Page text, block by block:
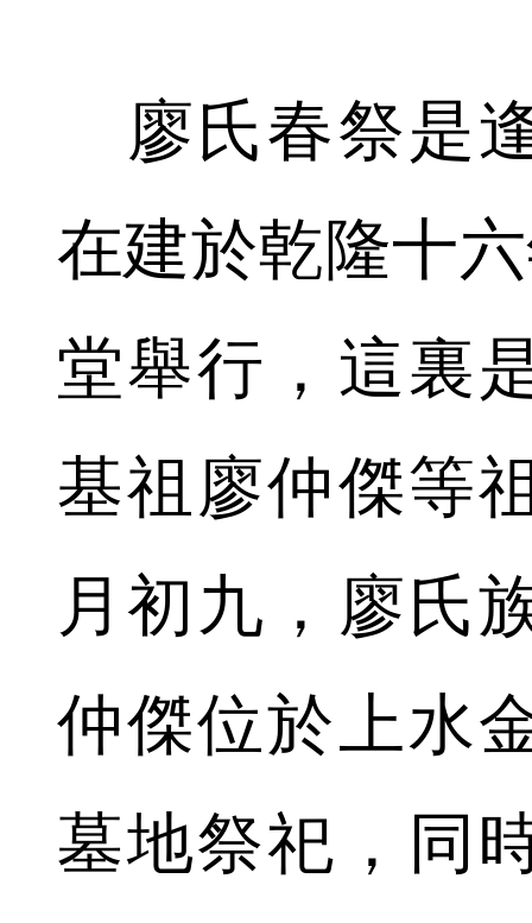
廖氏春祭是
在建於乾隆十
堂舉行，這裏
基祖廖仲傑等
月初九，廖氏
仲傑位於上水
墓地祭祀，同